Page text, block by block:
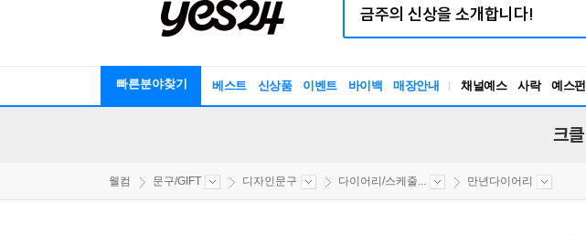
빠른분야찾기 베스트 신상품 이벤트 바이백 매장안내 채널예스 사락 예스
크
웰컴 문구/GIFT 디자인문구 다이어리/스케줄... 만년다이어리